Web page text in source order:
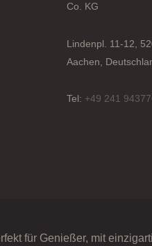
Co. KG
Lindenpl. 11-12,
Aachen,
Tel: +49 241
für Genießer, mit